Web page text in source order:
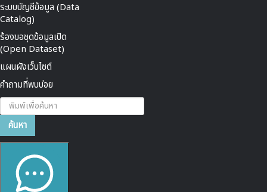
ระบบบัญชีข้อมูล (Data
Catalog)
ร้องขอชุดข้อมูลเปิด
(Open Dataset)
แผนผังเว็บไซต์
คำถามที่พบบ่อย
ค้นหา...
ค้นหา